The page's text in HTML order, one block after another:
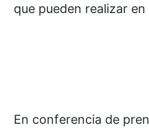
que pueden realizar
En conferencia de